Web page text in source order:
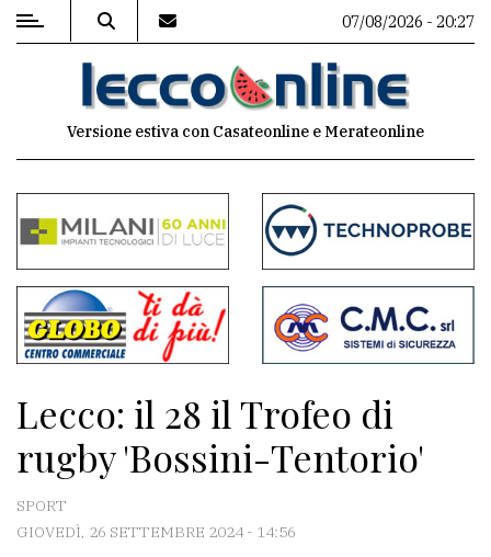
MENU
commenti
Contenuti
del
sito
Meteo
CONTATTI
07/08/2026 - 20:27
Versione estiva con Casateonline e Merateonline
Lecco: il 28 il Trofeo di
rugby 'Bossini-Tentorio'
SPORT
GIOVEDÌ, 26 SETTEMBRE 2024 - 14:56